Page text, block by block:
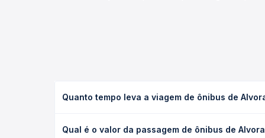
Quanto tempo leva a viagem de ônibus de
leito) e as condições de tráfego. Na Quero
Qual é o valor da passagem de ônibus de